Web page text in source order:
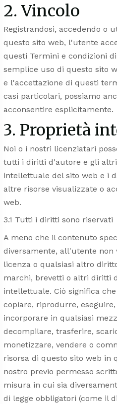
2. Vincolo
Registrandosi, accedendo o
questo sito web, l'utente
questi Termini e condizioni
semplice uso di questo sito
e l'accettazione di questi
casi particolari, possiamo
acconsentire esplicitamente.
3. Proprietà
Noi o i nostri licenziatari
tutti i diritti d'autore e gli
intellettuale del sito web e i
altre risorse visualizzate o
web.
3.1 Tutti i diritti sono riservati
A meno che il contenuto
diversamente, all'utente non
licenza o qualsiasi altro
marchi, brevetti o altri diritti
intellettuale. Ciò significa
copiare, riprodurre,
incorporare in qualsiasi
decompilare, trasferire,
monetizzare, vendere o
risorsa di questo sito web in
nostro previo permesso
misura in cui sia
di legge obbligatori (come il